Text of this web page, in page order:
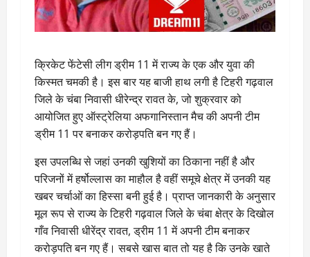
क्रिकेट फेंटेसी लीग ड्रीम 11 में राज्य के एक और युवा की
किस्मत चमकी है। इस बार यह बाजी हाथ लगी है टिहरी गढ़वाल
जिले के चंबा निवासी धीरेन्द्र रावत के, जो शुक्रवार को
आयोजित हुए ऑस्ट्रेलिया अफगानिस्तान मैच की अपनी टीम
ड्रीम 11 पर बनाकर करोड़पति बन गए हैं।
इस उपलब्धि से जहां उनकी खुशियों का ठिकाना नहीं है और
परिजनों में हर्षोल्लास का माहौल है वहीं समूचे क्षेत्र में उनकी यह
खबर चर्चाओं का हिस्सा बनी हुई है। प्राप्त जानकारी के अनुसार
मूल रूप से राज्य के टिहरी गढ़वाल जिले के चंबा क्षेत्र के दिखोल
गाँव निवासी धीरेंद्र रावत, ड्रीम 11 में अपनी टीम बनाकर
करोड़पति बन गए हैं। सबसे खास बात तो यह है कि उनके खाते